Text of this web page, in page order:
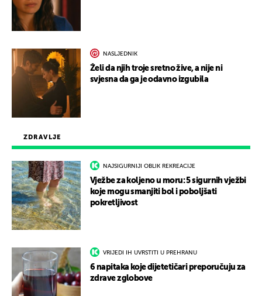
ZDRAVLJE
NAJSIGURNIJI OBLIK REKREACIJE
Vježbe za koljeno u moru: 5 sigurnih vježbi
koje mogu smanjiti bol i poboljšati
pokretljivost
VRIJEDI IH UVRSTITI U PREHRANU
6 napitaka koje dijetetičari preporučuju za
zdrave zglobove
NASLJEDNIK
Želi da njih troje sretno žive, a nije ni
svjesna da ga je odavno izgubila